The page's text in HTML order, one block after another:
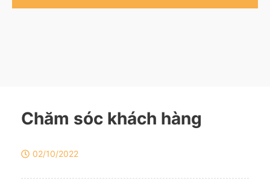
Chăm sóc khách hàng
02/10/2022